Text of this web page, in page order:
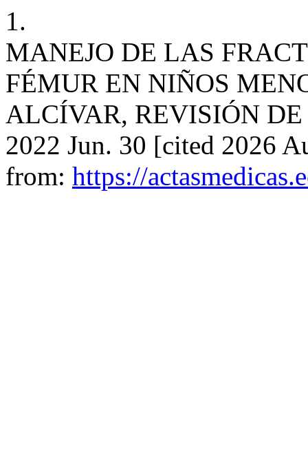
1.
MANEJO DE LAS
FÉMUR EN NIÑOS
ALCÍVAR, REVISIÓN
2022 Jun. 30 [cited 2026
from: https://